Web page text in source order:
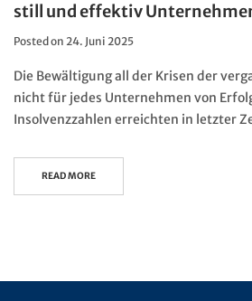
still und effektiv
Posted on 24. Juni 2025
Die Bewältigung all der Krisen der
nicht für jedes Unternehmen von
Insolvenzzahlen erreichten in letzter
READ MORE